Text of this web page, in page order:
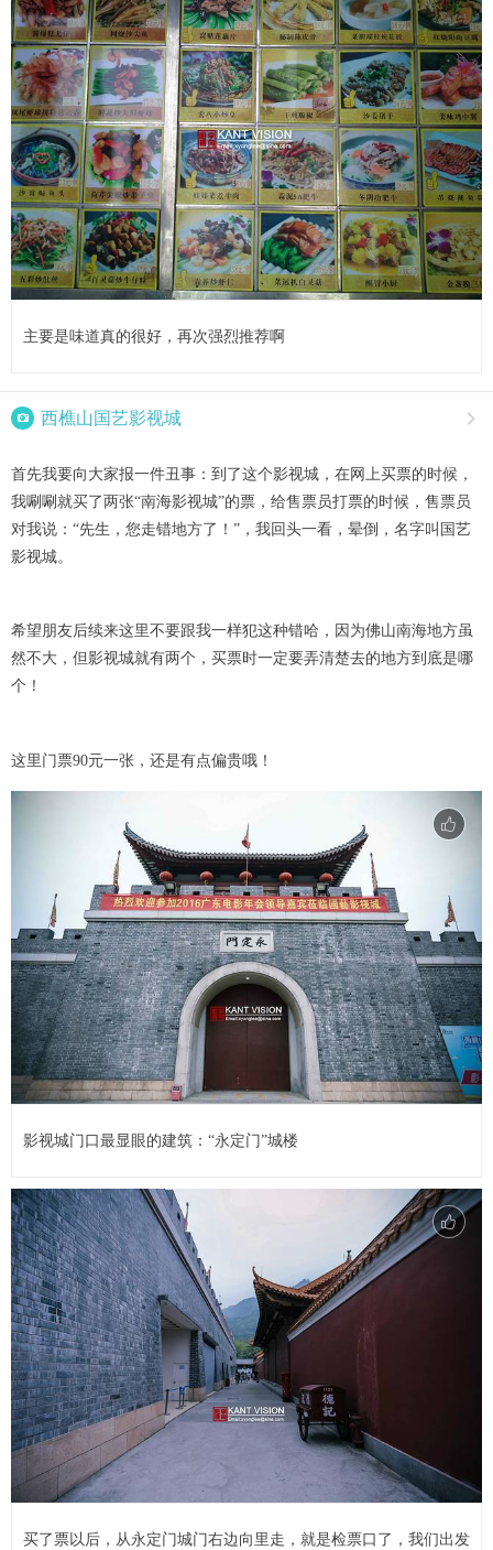
主要是味道真的很好，再次强烈推荐啊
 西樵山国艺影视城 
首先我要向大家报一件丑事：到了这个影视城，在网上买票的时候，
我唰唰就买了两张“南海影视城”的票，给售票员打票的时候，售票员
对我说：“先生，您走错地方了！”，我回头一看，晕倒，名字叫国艺
影视城。
希望朋友后续来这里不要跟我一样犯这种错哈，因为佛山南海地方虽
然不大，但影视城就有两个，买票时一定要弄清楚去的地方到底是哪
个！
这里门票90元一张，还是有点偏贵哦！
影视城门口最显眼的建筑：“永定门”城楼
买了票以后，从永定门城门右边向里走，就是检票口了，我们出发